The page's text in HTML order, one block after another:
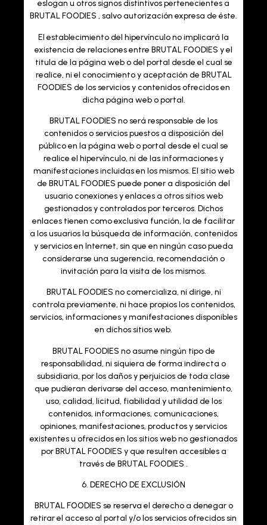
eslogan u otros signos distintivos pertenecientes a
BRUTAL FOODIES , salvo autorización expresa de éste.
El establecimiento del hipervínculo no implicará la
existencia de relaciones entre BRUTAL FOODIES y el
titula de la página web o del portal desde el cual se
realice, ni el conocimiento y aceptación de BRUTAL
FOODIES de los servicios y contenidos ofrecidos en
dicha página web o portal.
BRUTAL FOODIES no será responsable de los
contenidos o servicios puestos a disposición del
público en la página web o portal desde el cual se
realice el hipervínculo, ni de las informaciones y
manifestaciones incluidas en los mismos. El sitio web
de BRUTAL FOODIES puede poner a disposición del
usuario conexiones y enlaces a otros sitios web
gestionados y controlados por terceros. Dichos
enlaces tienen como exclusiva función, la de facilitar
a los usuarios la búsqueda de información, contenidos
y servicios en Internet, sin que en ningún caso pueda
considerarse una sugerencia, recomendación o
invitación para la visita de los mismos.
BRUTAL FOODIES no comercializa, ni dirige, ni
controla previamente, ni hace propios los contenidos,
servicios, informaciones y manifestaciones disponibles
en dichos sitios web.
BRUTAL FOODIES no asume ningún tipo de
responsabilidad, ni siquiera de forma indirecta o
subsidiaria, por los daños y perjuicios de toda clase
que pudieran derivarse del acceso, mantenimiento,
uso, calidad, licitud, fiabilidad y utilidad de los
contenidos, informaciones, comunicaciones,
opiniones, manifestaciones, productos y servicios
existentes u ofrecidos en los sitios web no gestionados
por BRUTAL FOODIES y que resulten accesibles a
través de BRUTAL FOODIES .
6. DERECHO DE EXCLUSIÓN
BRUTAL FOODIES se reserva el derecho a denegar o
retirar el acceso al portal y/o los servicios ofrecidos sin